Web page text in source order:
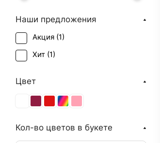
Наши предложения
Акция (1)
Хит (1)
Цвет
Кол-во цветов в букете